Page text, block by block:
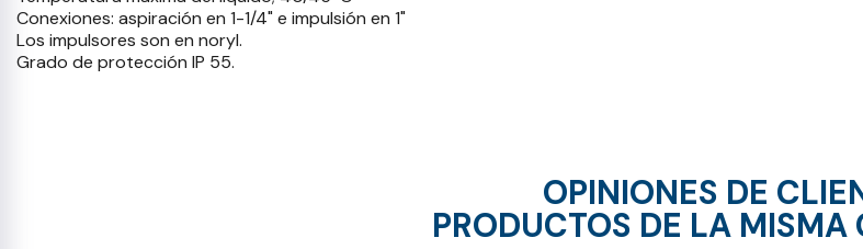
Conexiones: aspiración en 1-1/4" e impulsión en 1"
Los impulsores son en noryl.
Grado de protección IP 55.
OPINIONES DE
PRODUCTOS DE LA MISMA